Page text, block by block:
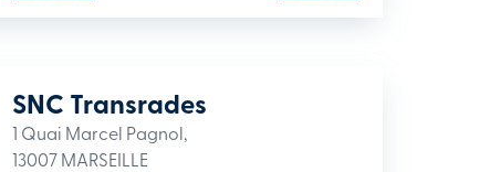
SNC Transrades
1 Quai Marcel Pagnol,
13007 MARSEILLE